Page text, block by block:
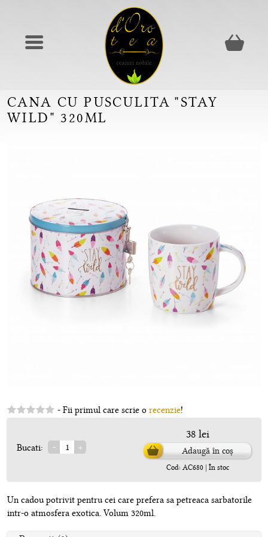
CANA CU PUSCULITA "STAY
WILD" 320ML
- Fii primul care scrie o recenzie!
Bucati:
38 lei
Adaugă în coș
Cod: AC680 | În stoc
Un cadou potrivit pentru cei care prefera sa petreaca sarbatorile
intr-o atmosfera exotica. Volum 320ml.